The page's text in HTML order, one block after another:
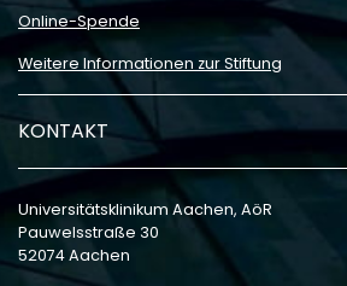
Online-Spende
Weitere Informationen zur Stiftung
KONTAKT
Universitätsklinikum Aachen, AöR
Pauwelsstraße 30
52074 Aachen